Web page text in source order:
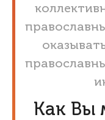
Как Вы